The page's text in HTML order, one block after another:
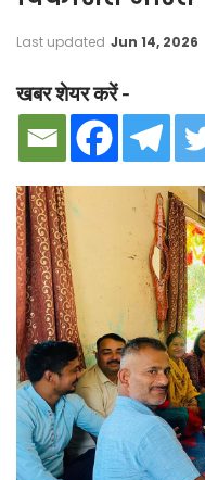
Last updated Jun 14, 2026
खबर शेयर करें -